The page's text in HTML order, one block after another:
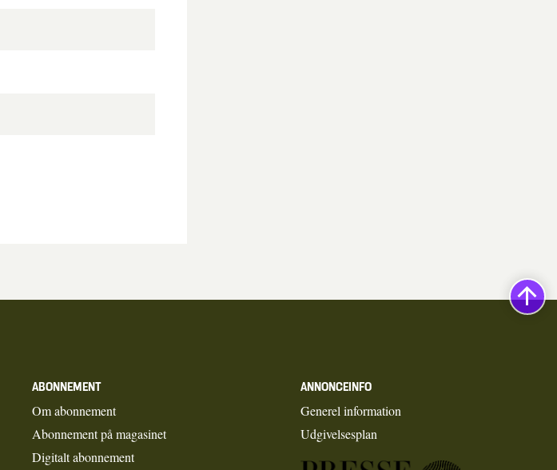
ABONNEMENT
Om abonnement
Abonnement på magasinet
Digitalt abonnement
ANNONCEINFO
Generel information
Udgivelsesplan